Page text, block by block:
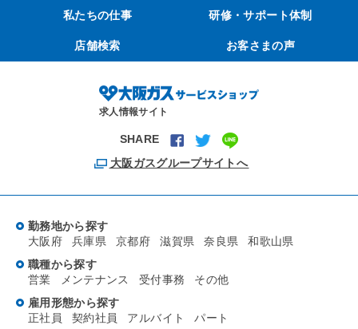
私たちの仕事 研修・サポート体制
店舗検索 お客さまの声
求人情報サイト
SHARE
大阪ガスグループサイトへ
勤務地から探す
大阪府
兵庫県 京都府 滋賀県 奈良県
和歌山県
職種から探す
営業
メンテナンス 受付事務
その他
雇用形態から探す
正社員
契約社員 アルバイト パート